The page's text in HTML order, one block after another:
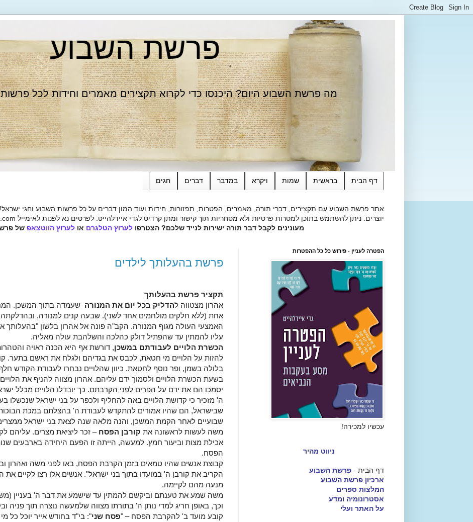
פרשת השבוע
מה פרשת השבוע היום? היכנסו כדי לקרוא תקצירים מאמרים וחידות לכל
דף הבית בראשית שמות ויקרא במדבר דברים חגים
אתר פרשת השבוע עם תקצירים, דברי תורה, מאמרים, הפטרות, תפזורות, חידות ועוד המון דברים על כל פרשות השבוע וחגי
יוצרים. ניתן להשתמש בתוכן למטרות פרטיות ולא מסחריות תוך קישור ומתן קרדיט לגדי איידלהייט. לפרטים נא לפנות לאימייל gadieide@yahoo.com
מעונינים לקבל דבר תורה ישירות לנייד שלכם? הצטרפו לערוץ הטלגרם או לערוץ הווטצאפ של
פרשת בהעלותך לילדים
תקציר פרשת בהעלותך
אהרון מצטווה להדליק בכל יום את המנורה שעמדה בתוך המשכן.
אחת (ללא חלקים מולחמים אחד לשני). שבעה קנים למנורה,
האמצעי העולה מגוף המנורה. הקב"ה פונה אל אהרון בלשון
עליו להמתין עד שהפתיל דולק כהלכה והשלהבת עולה מאליה.
הכשרת הלויים לעבודתם במשכן, דורשת אף היא הכנה ראויה
להזות על הלויים מי חטאת, לכבס את בגדיהם ולגלח את ראשם בתער.
בלולה בשמן, ופר נוסף לחטאת. כיוון שהלויים נבחרו לעבודת הקודש
בשעת הכשרת הלויים ולסמוך ידם עליהם. אהרון מצווה להניף את
יסמכו הם את ידם על הפרים לפני הקרבתם. כך יובדלו הלויים מכלל
ה' מזכיר כי קדושת הלויים באה להחליף ולכפר על בני ישראל שנכשלו
שבישראל, הם שהיו אמורים להתקדש לעבודת ה' בהצלתם במכת
שבועיים לאחר הקמת המשכן, והנה מלאה שנה לצאת בני ישראל
משה לעשות לראשונה את קורבן הפסח – זכר ליציאת מצרים. עליהם
אכילת מצות וביעור חמץ. למעשה, הייתה זו הפעם היחידה בארבעים
הפסח.
קבוצת אנשים שהיו טמאים בזמן הקרבת הפסח, באו לפני משה ואהרון
הקריב את קורבן ה' במועדו בתוך בני ישראל". אנשים אלו רצו לקיים
מנעה מהם לקיימה.
משה שמע את טענתם וביקשם להמתין עד שישמע את דבר ה' בעניין
וכך, באופן חריג למדי נותן ה' בתורתו מצווה שלמעשה נוצרה תוך פניה
קובע מועד ב' להקרבת הפסח – "פסח שני": בי"ד בחודש אייר יוכל כל
הפטרה לעניין - פירוש כל כל ההפטרות
עכשיו למכירה!
ניווט מהיר
דף הבית - פרשת השבוע
ארכיון פרשת השבוע
המלצות ספרים
אסטרונומיה ומדע
על האתר ועלי